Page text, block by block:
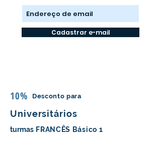
Cadastrar e-mail
10% Desconto para
Universitários
turmas FRANCÊS Básico 1